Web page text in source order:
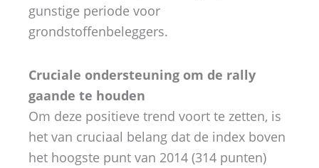
gunstige periode voor
grondstoffenbeleggers.
Cruciale ondersteuning om de rally
gaande te houden
Om deze positieve trend voort te zetten, is
het van cruciaal belang dat de index boven
het hoogste punt van 2014 (314 punten)